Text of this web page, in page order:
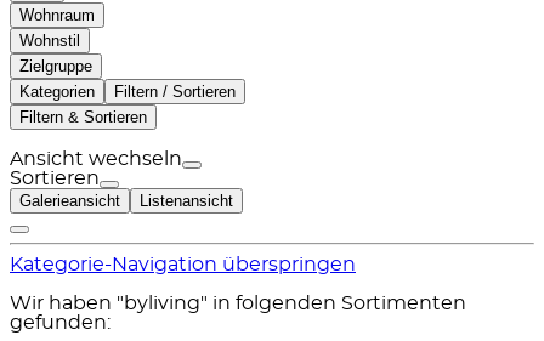
Wohnraum
Wohnstil
Zielgruppe
Kategorien
Filtern / Sortieren
Filtern & Sortieren
Ansicht wechseln
Sortieren
Galerieansicht Listenansicht
Kategorie-Navigation überspringen
Wir haben "byliving" in folgenden Sortimenten
gefunden: